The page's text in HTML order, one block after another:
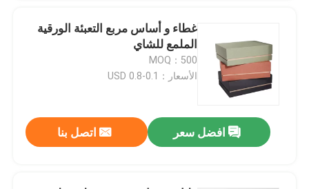
طباعة الكتب ذات الأغطية الناعمة
صناديق تعبئة الأحذية
صناديق حزم الملابس
غطاء و أساس مربع التعبئة الورقية
الملمع للشاي
MOQ：500
الأسعار：0.1-0.8 USD
افضل سعر اتصل بنا